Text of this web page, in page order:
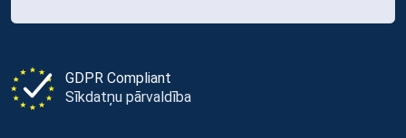
GDPR Compliant
Sīkdatņu pārvaldība